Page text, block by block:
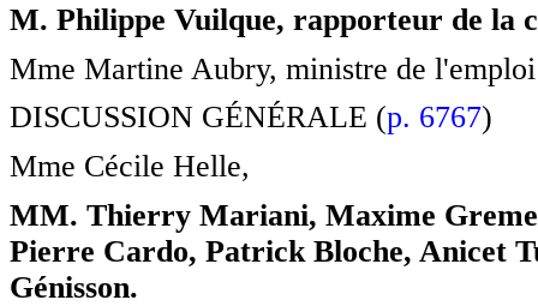
M. Philippe Vuilque, rapporteur de la
Mme Martine Aubry, ministre de
DISCUSSION GÉNÉRALE (p. 6767)
Mme Cécile Helle,
MM. Thierry Mariani, Maxime
Pierre Cardo, Patrick Bloche, Anicet
Génisson.